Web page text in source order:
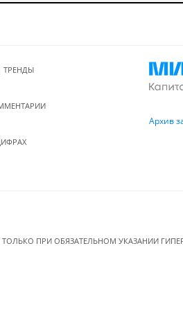
ТРЕНДЫ
Архив
ТОЛЬКО ПРИ ОБЯЗАТЕЛЬНОМ УКАЗАНИИ